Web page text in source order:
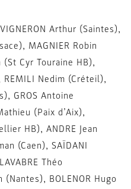
Arthur (Saintes),
MAGNIER Robin
(St Cyr Touraine HB),
REMILI Nedim (Créteil),
GROS Antoine
(Paix d’Aix),
HB), ANDRE Jean
(Caen), SAÏDANI
Théo
BOLENOR Hugo